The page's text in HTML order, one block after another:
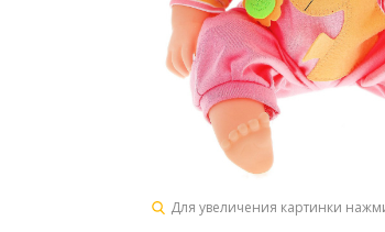
Для увеличения картинки